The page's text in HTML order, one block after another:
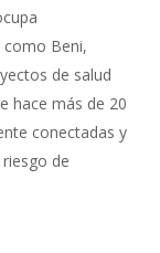
como Beni,
de salud
hace más de 20
conectadas y
de